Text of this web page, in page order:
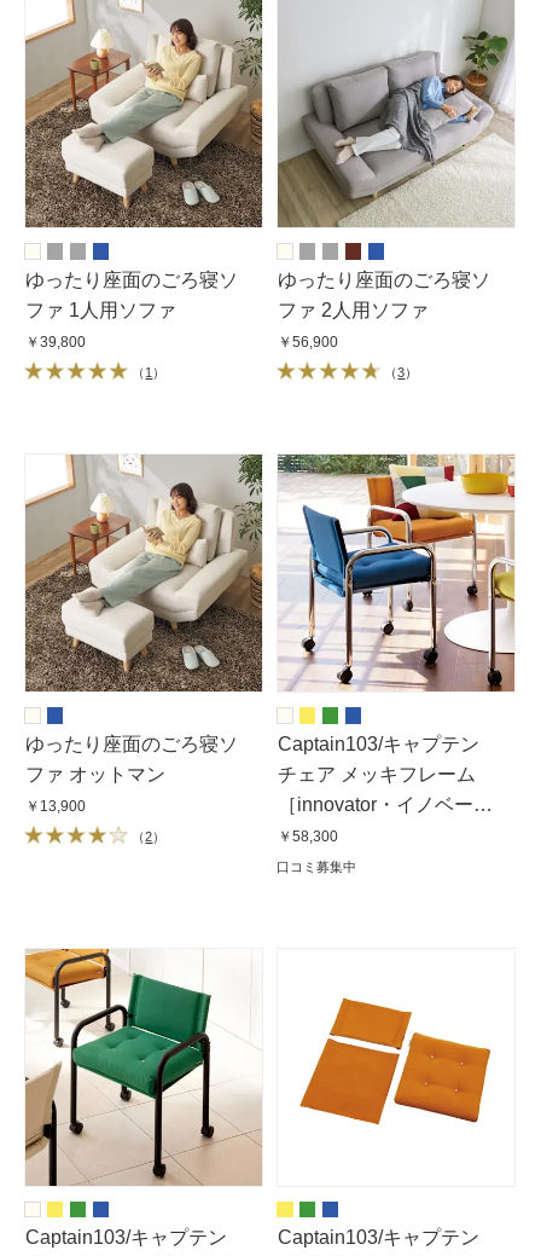
ゆったり座面のごろ寝ソ
ファ 1人用ソファ
￥39,800
（ 1 ）
ゆったり座面のごろ寝ソ
ファ 2人用ソファ
￥56,900
（3）
ゆったり座面のごろ寝ソ
ファ オットマン
￥13,900
（2）
Captain103/キャプテン
チェア メッキフレーム
［innovator・イノベー
ター］
￥58,300
口コミ募集中
Captain103/キャプテン
Captain103/キャプテン